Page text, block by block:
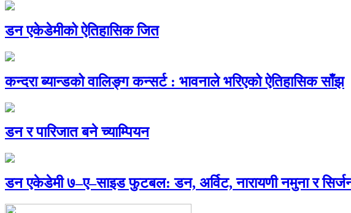
डन एकेडेमीको ऐतिहासिक जित
कन्दरा ब्यान्डको वालिङ्ग कन्सर्ट : भावनाले भरिएको ऐतिहासिक साँझ
डन र पारिजात बने च्याम्पियन
डन एकेडेमी ७–ए–साइड फुटबल: डन, अर्विट, नारायणी नमुना र